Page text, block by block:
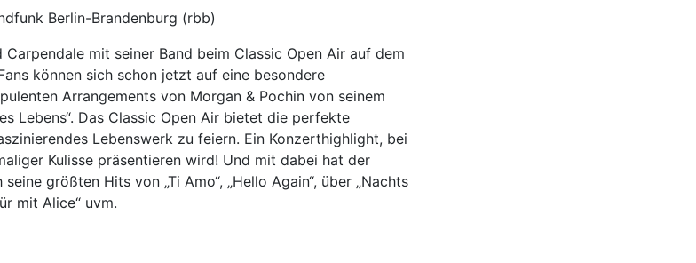
Berlin-Brandenburg (rbb)
mit seiner Band beim Classic Open Air auf dem
können sich schon jetzt auf eine besondere
Arrangements von Morgan & Pochin von seinem
Lebens“. Das Classic Open Air bietet die perfekte
Lebenswerk zu feiern. Ein Konzerthighlight, bei
Kulisse präsentieren wird! Und mit dabei hat der
größten Hits von „Ti Amo“, „Hello Again“, über „Nachts
mit Alice“ uvm.